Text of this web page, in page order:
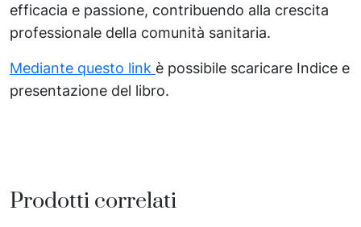
efficacia e passione, contribuendo alla crescita
professionale della comunità sanitaria.
Mediante questo link è possibile scaricare Indice e
presentazione del libro.
Prodotti correlati